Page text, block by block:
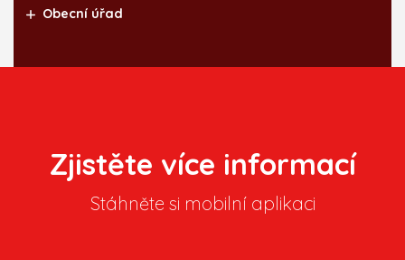
Obecní úřad
Zjistěte více informací
Stáhněte si mobilní aplikaci